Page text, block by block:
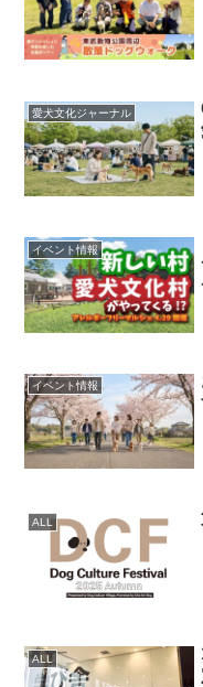
愛犬文化ジャーナル
イベント情報
イベント情報
ALL
ALL